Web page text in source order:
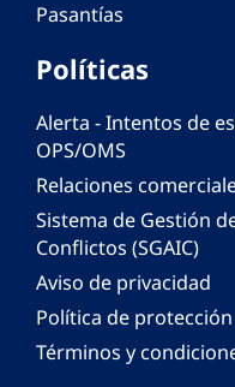
Pasantías
Políticas
Alerta - Intentos de
OPS/OMS
Relaciones
Sistema de Gestión
Conflictos (SGAIC)
Aviso de privacidad
Política de
Términos y